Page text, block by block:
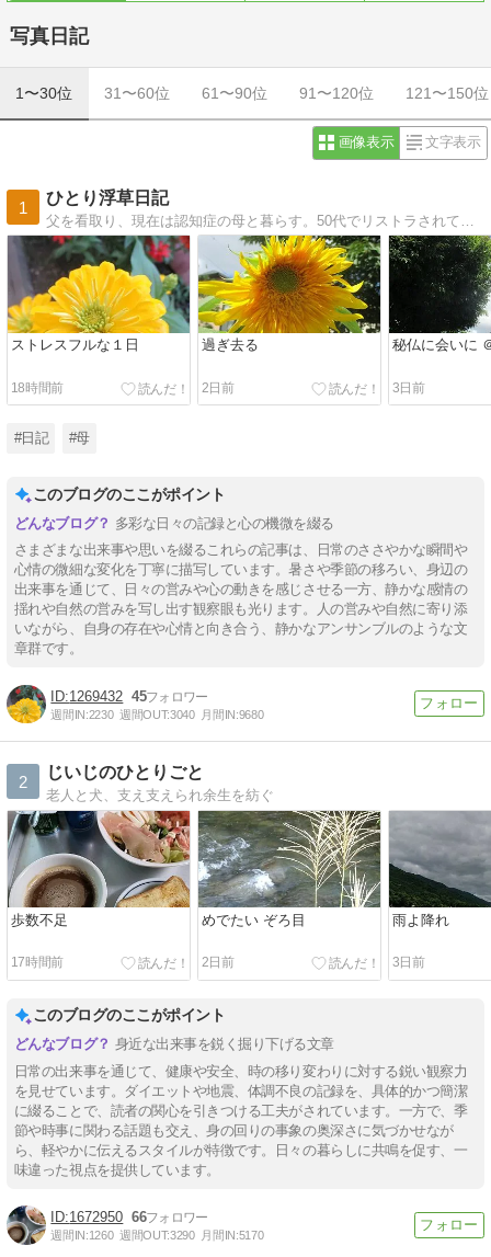
写真日記
1〜30位 31〜60位 61〜90位 91〜120位 121〜150位
画像表示 文字表示
1
ひとり浮草日記
ストレスフルな１日
18時間前
過ぎ去る
2日前
秘仏に会いに
3日前
#日記 #母
このブログのここがポイント
多彩な日々の記録と心の機微を綴る
さまざまな出来事や思いを綴るこれらの記事は、日常のささやかな瞬間や
心情の微細な変化を丁寧に描写しています。暑さや季節の移ろい、身辺の
出来事を通じて、日々の営みや心の動きを感じさせる一方、静かな感情の
揺れや自然の営みを写し出す観察眼も光ります。人の営みや自然に寄り添
いながら、自身の存在や心情と向き合う、静かなアンサンブルのような文
章群です。
1269432 45
週間IN:2230 週間OUT:3040 月間IN:9680
2
じいじのひとりごと
老人と犬、支え支えられ余生を紡ぐ
歩数不足
17時間前
めでたい ぞろ目
2日前
雨よ降れ
3日前
このブログのここがポイント
身近な出来事を鋭く掘り下げる文章
日常の出来事を通じて、健康や安全、時の移り変わりに対する鋭い観察力
を見せています。ダイエットや地震、体調不良の記録を、具体的かつ簡潔
に綴ることで、読者の関心を引きつける工夫がされています。一方で、季
節や時事に関わる話題も交え、身の回りの事象の奥深さに気づかせなが
ら、軽やかに伝えるスタイルが特徴です。日々の暮らしに共鳴を促す、一
味違った視点を提供しています。
1672950 66
週間IN:1260 週間OUT:3290 月間IN:5170